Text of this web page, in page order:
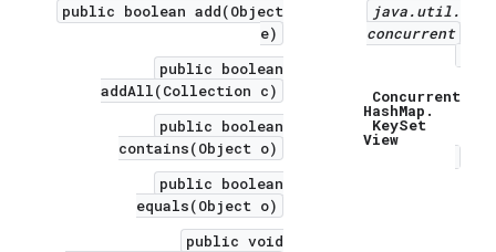
java.util.
concurrent
Concurrent
HashMap .
KeySet
View
public boolean add(Object
e)
public boolean
addAll(Collection c)
public boolean
contains(Object o)
public boolean
equals(Object o)
public void